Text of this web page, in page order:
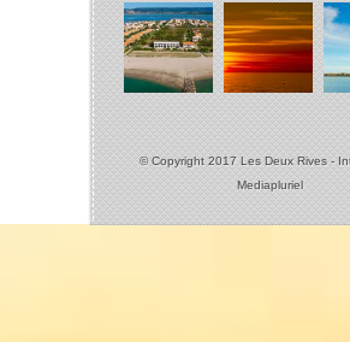
© Copyright 2017 Les Deux Rives -
Mediapluriel